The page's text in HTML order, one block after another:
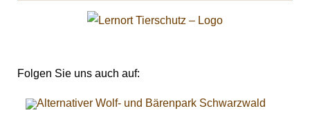
Folgen Sie uns auch auf: